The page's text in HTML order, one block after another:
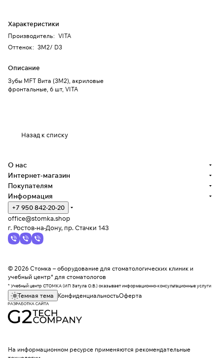
Характеристики
Производитель: VITA
Оттенок: 3M2/ D3
Описание
Зубы MFT Вита (3М2), акриловые
фронтальные, 6 шт, VITA
Назад к списку
О нас
Интернет-магазин
Покупателям
Информация
+7 950 842-20-20
office@stomka.shop
г. Ростов-на-Дону, пр. Стачки 143
© 2026 Стомка – оборудование для стоматологических клиник и
учебный центр* для стоматологов
* Учебный центр СТОМКА (ИП Затула О.В.) оказывает информационно-консультационные услуги
Темная тема КонфиденциальностьОферта
На информационном ресурсе применяются рекомендательные